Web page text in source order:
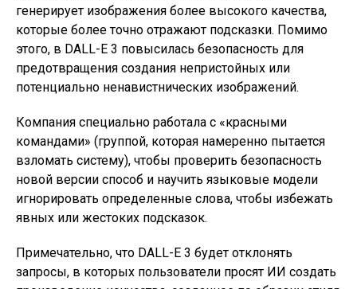
генерирует изображения более высокого качества,
которые более точно отражают подсказки. Помимо
этого, в DALL-E 3 повысилась безопасность для
предотвращения создания непристойных или
потенциально ненавистнических изображений.
Компания специально работала с «красными
командами» (группой, которая намеренно пытается
взломать систему), чтобы проверить безопасность
новой версии способ и научить языковые модели
игнорировать определенные слова, чтобы избежать
явных или жестоких подсказок.
Примечательно, что DALL-E 3 будет отклонять
запросы, в которых пользователи просят ИИ создать